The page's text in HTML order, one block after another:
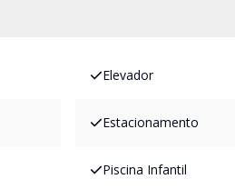
Elevador
Estacionamento
Piscina Infantil